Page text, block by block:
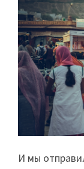
И мы